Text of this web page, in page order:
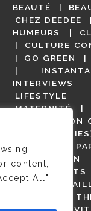
content,
All",
BEAUTÉ
CHEZ DEEDEE
HUMEURS
CULTURE
GO GREEN
INTERVIEWS
LIFESTYLE
MATERNITÉ
NON
(BUT
MAGOT !
PARIS EN
RESTAURANTS
PRESSE
SALONS DE
VIDÉOS